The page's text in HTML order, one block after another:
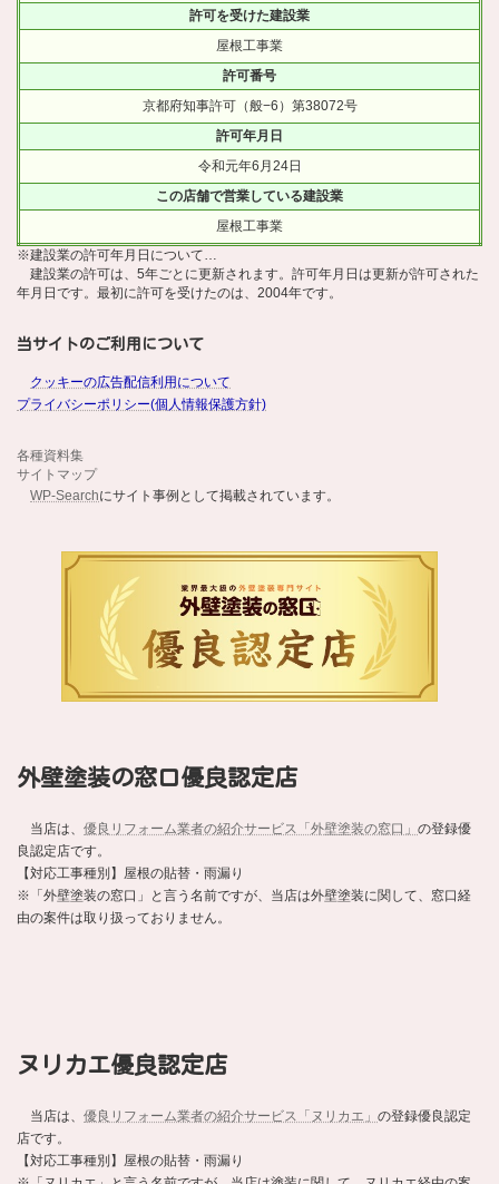
許可を受けた建設業
屋根工事業
許可番号
京都府知事許可（般−6）第38072号
許可年月日
令和元年6月24日
この店舗で営業している建設業
屋根工事業
※建設業の許可年月日について…
建設業の許可は、5年ごとに更新されます。許可年月日は更新が許可された
年月日です。最初に許可を受けたのは、2004年です。
当サイトのご利用について
クッキーの広告配信利用について
プライバシーポリシー(個人情報保護方針)
各種資料集
サイトマップ
WP-Searchにサイト事例として掲載されています。
外壁塗装の窓口優良認定店
当店は、 優良リフォーム業者の紹介サービス「外壁塗装の窓口」 の登録優
良認定店です。
【対応工事種別】屋根の貼替・雨漏り
※「外壁塗装の窓口」と言う名前ですが、当店は外壁塗装に関して、窓口経
由の案件は取り扱っておりません。
ヌリカエ優良認定店
当店は、 優良リフォーム業者の紹介サービス「ヌリカエ」 の登録優良認定
店です。
【対応工事種別】屋根の貼替・雨漏り